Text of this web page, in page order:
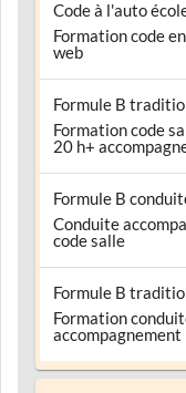
Code à l'auto
Formation code
web
Formule B
Formation code
20 h+
Formule B
Conduite
code salle
Formule B
Formation